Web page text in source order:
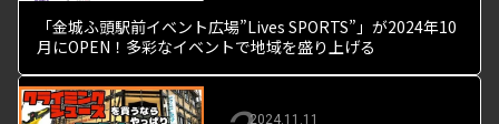
「金城ふ頭駅前イベント広場”Lives SPORTS”」が2024年10
月にOPEN！多彩なイベントで地域を盛り上げる
2024.11.11